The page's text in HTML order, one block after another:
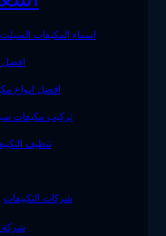
اسماء المكيفات السبلت
افضل
افضل انواع
تركيب مكيفات
تنظيف
شركات التكييفات
شركة